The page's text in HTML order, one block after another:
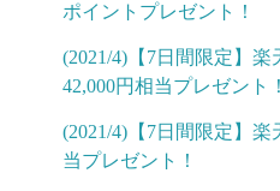
ポイントプレゼント！
(2021/4)【7日間限定】
42,000円相当プレゼント！
(2021/4)【7日間限定】
当プレゼント！